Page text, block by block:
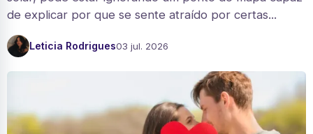
de explicar por que se sente atraído por certas...
Leticia Rodrigues03 jul. 2026